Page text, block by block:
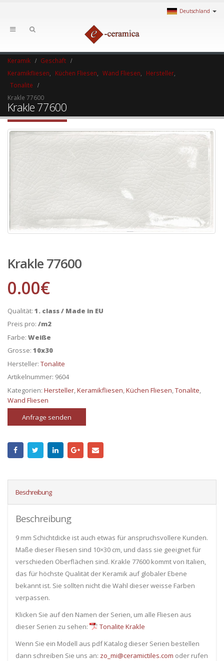
Deutschland
Keramik
Geschäft
Keramikfliesen
Küchen Fliesen Wand Fliesen Hersteller
Tonalite
Krakle 77600
Krakle 77600
Krakle 77600
0.00€
Qualität: 1. class / Made in EU
Preis pro: /m2
Farbe: Weiße
Grosse: 10x30
Hersteller: Tonalite
Artikelnummer: 9604
Kategorien: Hersteller,Keramikfliesen,Küchen Fliesen,Tonalite,
Wand Fliesen
Anfrage senden
Beschreibung
Beschreibung
9 mm Schichtdicke ist auch etwas für anspruchsvollere Kunden.
Maße dieser Fliesen sind 10×30 cm, und dass sie geeignet für
verschieden Oberflächen sind. Krakle 77600 kommt von Italien,
das für höchste Qualität der Keramik auf globaler Ebene
bekannt ist. Sie sollten nicht die Wahl dieser weisse Farben
verpassen.
Klicken Sie auf den Namen der Serien, um alle Fliesen ​​aus
dieser Serien zu sehen:
Tonalite Krakle
Wenn Sie ein Modell aus pdf Katalog dieser Serien bestellen
dann schreiben Sie uns an: zo_mi@ceramictiles.com oder rufen